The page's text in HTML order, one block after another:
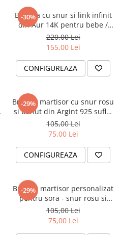
-30%
Bratara cu snur si link infinit
din Aur 14K pentru bebe /
nou nascut - Cadou Botez
220,00 Lei
155,00 Lei
CONFIGUREAZA
-29%
Bratara martisor cu snur rosu
si banut din Argint 925 suflat
cu Aur 18K - 'Te iubim mama'
105,00 Lei
75,00 Lei
CONFIGUREAZA
-29%
Bratara martisor personalizat
pentru sora - snur rosu si
banut din Argint 925 suflat cu
Aur 18K - 'Te iubim sora'
105,00 Lei
75,00 Lei